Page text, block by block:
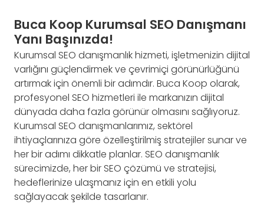
Buca Koop Kurumsal SEO Danışmanı
Yanı Başınızda!
Kurumsal SEO danışmanlık hizmeti, işletmenizin dijital
varlığını güçlendirmek ve çevrimiçi görünürlüğünü
artırmak için önemli bir adımdır. Buca Koop olarak,
profesyonel SEO hizmetleri ile markanızın dijital
dünyada daha fazla görünür olmasını sağlıyoruz.
Kurumsal SEO danışmanlarımız, sektörel
ihtiyaçlarınıza göre özelleştirilmiş stratejiler sunar ve
her bir adımı dikkatle planlar. SEO danışmanlık
sürecimizde, her bir SEO çözümü ve stratejisi,
hedeflerinize ulaşmanız için en etkili yolu
sağlayacak şekilde tasarlanır.